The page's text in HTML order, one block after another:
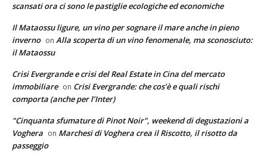
scansati ora ci sono le pastiglie ecologiche ed economiche
Il Mataossu ligure, un vino per sognare il mare anche in pieno
inverno on Alla scoperta di un vino fenomenale, ma sconosciuto:
il Mataossu
Crisi Evergrande e crisi del Real Estate in Cina del mercato
immobiliare on Crisi Evergrande: che cos’è e quali rischi
comporta (anche per l’Inter)
"Cinquanta sfumature di Pinot Noir", weekend di degustazioni a
Voghera on Marchesi di Voghera crea il Riscotto, il risotto da
passeggio